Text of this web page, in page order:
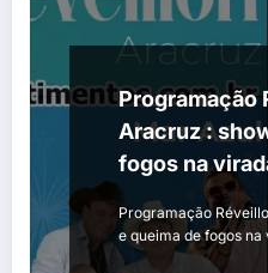
Programação
Aracruz :
fogos na
Programação
e queima de fogos